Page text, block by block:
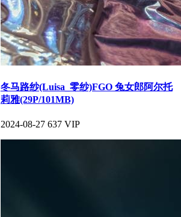
冬马路纱(Luisa_零纱)FGO 兔女郎阿尔托
莉雅(29P/101MB)
2024-08-27 637 VIP